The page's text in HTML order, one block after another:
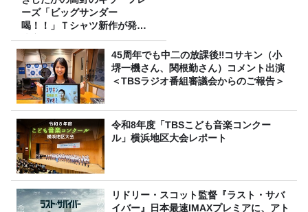
ーズ「ビッグサンダー
喝！！」Ｔシャツ新作が発売
決定！
45周年でも中二の放課後‼コサキン（小
堺一機さん、関根勤さん）コメント出演
＜TBSラジオ番組審議会からのご報告＞
令和8年度「TBSこども音楽コンクー
ル」横浜地区大会レポート
リドリー・スコット監督『ラスト・サバ
イバー』日本最速IMAXプレミアに、アト